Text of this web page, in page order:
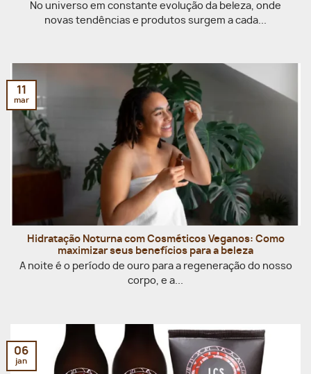
No universo em constante evolução da beleza, onde
novas tendências e produtos surgem a cada...
Hidratação Noturna com Cosméticos Veganos: Como
maximizar seus benefícios para a beleza
A noite é o período de ouro para a regeneração do nosso
corpo, e a...
11
mar
06
jan